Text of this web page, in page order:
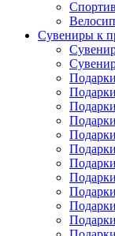
Сувениры к